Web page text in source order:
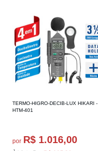
TERMO-HIGRO-DECIB-LUX HIKARI -
HTM-401
por R$ 1.016,00